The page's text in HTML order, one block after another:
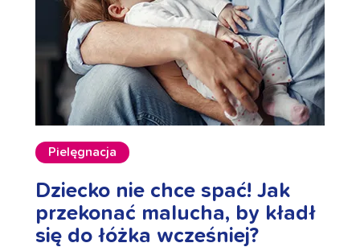
Pielęgnacja
Dziecko nie chce spać! Jak
przekonać malucha, by kładł
się do łóżka wcześniej?